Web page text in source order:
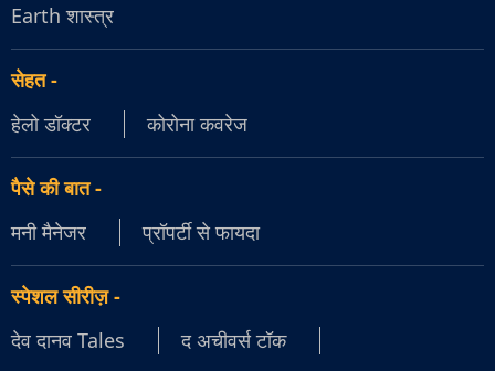
Earth शास्त्र
सेहत-
हेलो डॉक्टर
कोरोना कवरेज
पैसे की बात-
मनी मैनेजर
प्रॉपर्टी से फायदा
स्पेशल सीरीज़-
देव दानव Tales
द अचीवर्स टॉक